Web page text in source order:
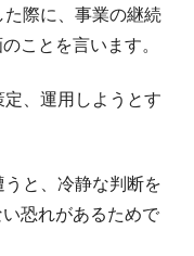
際に、事業の継続
ことを言います。
、運用しようとす
と、冷静な判断を
恐れがあるためで